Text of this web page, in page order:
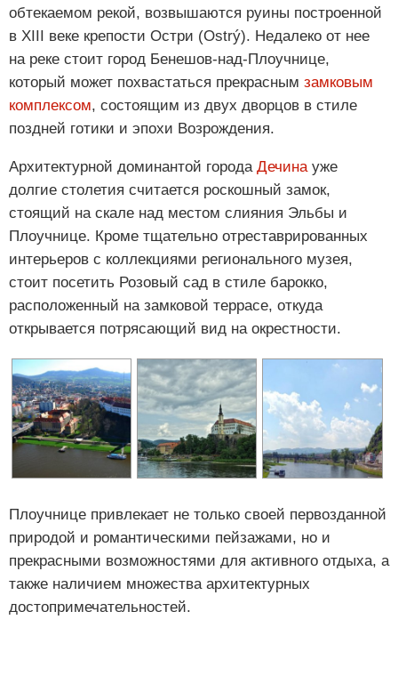
обтекаемом рекой, возвышаются руины построенной
в XIII веке крепости Остри (Ostrý). Недалеко от нее
на реке стоит город Бенешов-над-Плоучнице,
который может похвастаться прекрасным замковым
комплексом, состоящим из двух дворцов в стиле
поздней готики и эпохи Возрождения.
Архитектурной доминантой города Дечинауже
долгие столетия считается роскошный замок,
стоящий на скале над местом слияния Эльбы и
Плоучнице. Кроме тщательно отреставрированных
интерьеров с коллекциями регионального музея,
стоит посетить Розовый сад в стиле барокко,
расположенный на замковой террасе, откуда
открывается потрясающий вид на окрестности.
Плоучнице привлекает не только своей первозданной
природой и романтическими пейзажами, но и
прекрасными возможностями для активного отдыха, а
также наличием множества архитектурных
достопримечательностей.